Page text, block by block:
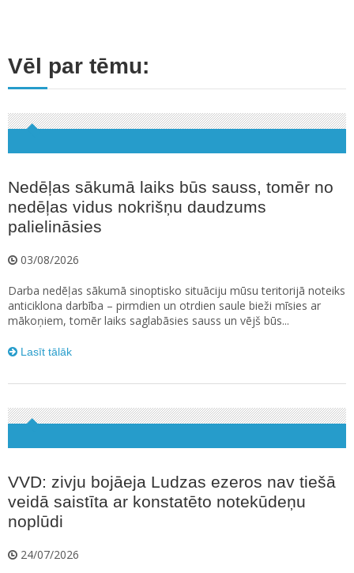
Vēl par tēmu:
Nedēļas sākumā laiks būs sauss, tomēr no
nedēļas vidus nokrišņu daudzums
palielināsies
03/08/2026
Darba nedēļas sākumā sinoptisko situāciju mūsu teritorijā noteiks
anticiklona darbība – pirmdien un otrdien saule bieži mīsies ar
mākoņiem, tomēr laiks saglabāsies sauss un vējš būs...
Lasīt tālāk
VVD: zivju bojāeja Ludzas ezeros nav tiešā
veidā saistīta ar konstatēto notekūdeņu
noplūdi
24/07/2026